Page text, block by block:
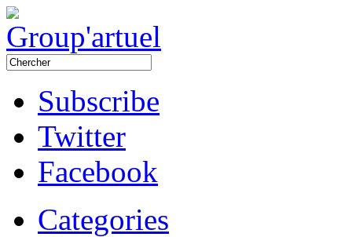
Subscribe
Twitter
Facebook
Categories